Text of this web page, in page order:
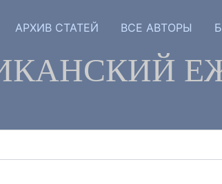
АРХИВ СТАТЕЙ ВСЕ АВТОРЫ